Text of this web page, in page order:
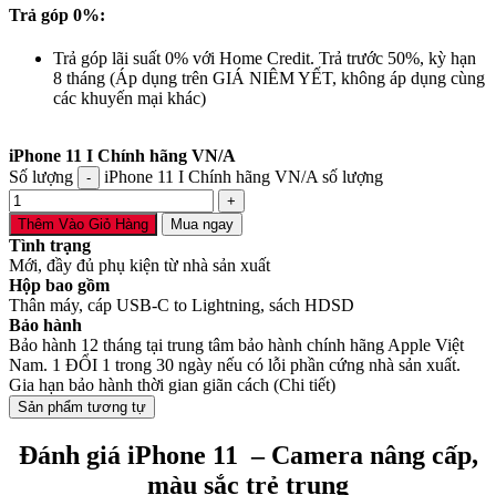
Trả góp 0%:
Trả góp lãi suất 0% với Home Credit. Trả trước 50%, kỳ hạn
8 tháng (Áp dụng trên GIÁ NIÊM YẾT, không áp dụng cùng
các khuyến mại khác)
iPhone 11 I Chính hãng VN/A
Số lượng
iPhone 11 I Chính hãng VN/A số lượng
Thêm Vào Giỏ Hàng Mua ngay
Tình trạng
Mới, đầy đủ phụ kiện từ nhà sản xuất
Hộp bao gồm
Thân máy, cáp USB-C to Lightning, sách HDSD
Bảo hành
Bảo hành 12 tháng tại trung tâm bảo hành chính hãng Apple Việt
Nam. 1 ĐỔI 1 trong 30 ngày nếu có lỗi phần cứng nhà sản xuất.
Gia hạn bảo hành thời gian giãn cách (Chi tiết)
Sản phẩm tương tự
Đánh giá iPhone 11 – Camera nâng cấp,
màu sắc trẻ trung